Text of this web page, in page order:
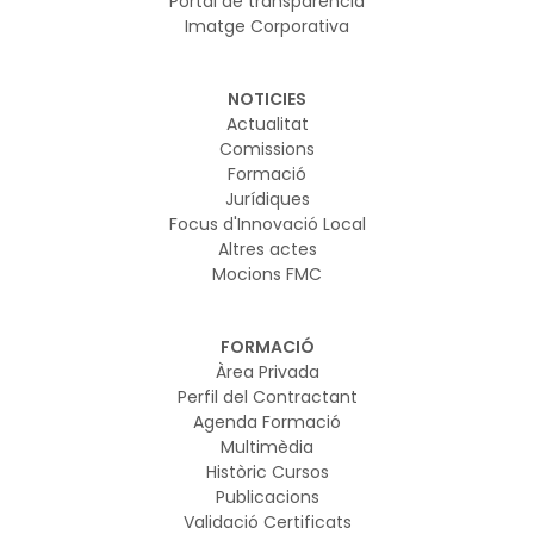
Imatge Corporativa
NOTICIES
Actualitat
Comissions
Formació
Jurídiques
Focus d'Innovació Local
Altres actes
Mocions FMC
FORMACIÓ
Àrea Privada
Perfil del Contractant
Agenda Formació
Multimèdia
Històric Cursos
Publicacions
Validació Certificats